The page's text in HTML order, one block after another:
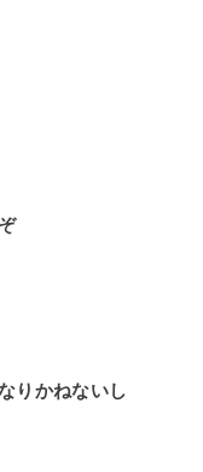
りかねないし